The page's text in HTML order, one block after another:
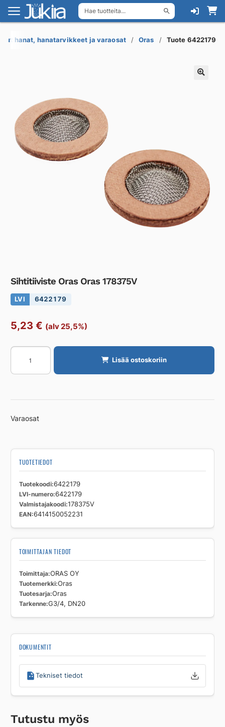
Hae tuotteita...
Siirry
navigointiin
Siirry
sisältöön
hanat, hanatarvikkeet ja varaosat Oras Tuote 6422179
Sihtitiiviste Oras Oras 178375V
LVI 6422179
5,23 € (alv 25,5%)
Sihtitiiviste
Oras
määrä
Lisää ostoskoriin
Varaosat
TUOTETIEDOT
Tuotekoodi 6422179
LVI-numero 6422179
Valmistajakoodi 178375V
EAN 6414150052231
TOIMITTAJAN TIEDOT
Toimittaja ORAS OY
Tuotemerkki Oras
Tuotesarja Oras
Tarkenne G3/4, DN20
DOKUMENTIT
Tekniset tiedot
Tutustu myös